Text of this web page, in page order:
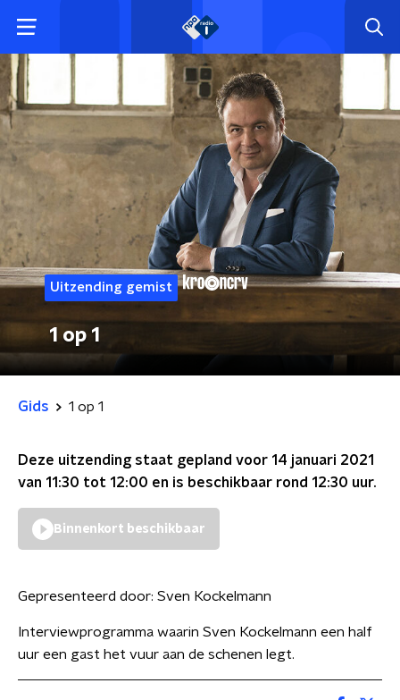
Uitzending gemist
1 op 1
Gids 1 op 1
Deze uitzending staat gepland voor 14 januari 2021
van 11:30 tot 12:00 en is beschikbaar rond 12:30 uur.
Binnenkort beschikbaar
Gepresenteerd door: Sven Kockelmann
Interviewprogramma waarin Sven Kockelmann een half
uur een gast het vuur aan de schenen legt.